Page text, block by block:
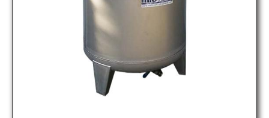
MICFIL FB400